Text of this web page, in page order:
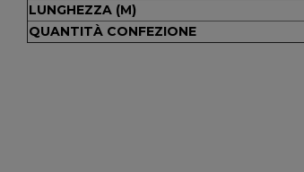
LUNGHEZZA (M)
QUANTITÀ CONFEZIONE